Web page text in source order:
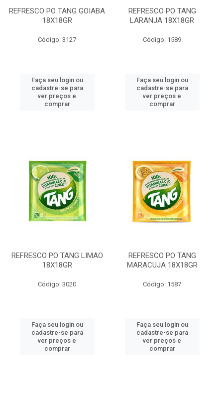
REFRESCO PO TANG GOIABA
18X18GR
Código: 3127
Faça seu login ou
cadastre-se para
ver preços e
comprar
REFRESCO PO TANG
LARANJA 18X18GR
Código: 1589
Faça seu login ou
cadastre-se para
ver preços e
comprar
REFRESCO PO TANG LIMAO
18X18GR
Código: 3020
Faça seu login ou
cadastre-se para
ver preços e
comprar
REFRESCO PO TANG
MARACUJA 18X18GR
Código: 1587
Faça seu login ou
cadastre-se para
ver preços e
comprar